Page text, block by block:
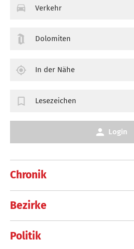
Chronik
Bezirke
Politik
Verkehr
Dolomiten
In der Nähe
Lesezeichen
Login